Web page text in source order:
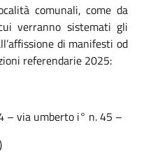
comunali, come da
verranno sistemati gli
di manifesti od
referendarie 2025:
– via umberto i° n. 45 –